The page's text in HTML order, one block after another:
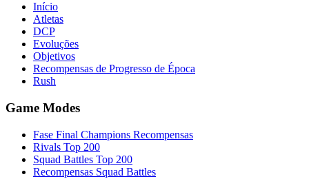
Início
Atletas
DCP
Evoluções
Objetivos
Recompensas de Progresso de Época
Rush
Game Modes
Fase Final Champions Recompensas
Rivals Top 200
Squad Battles Top 200
Recompensas Squad Battles